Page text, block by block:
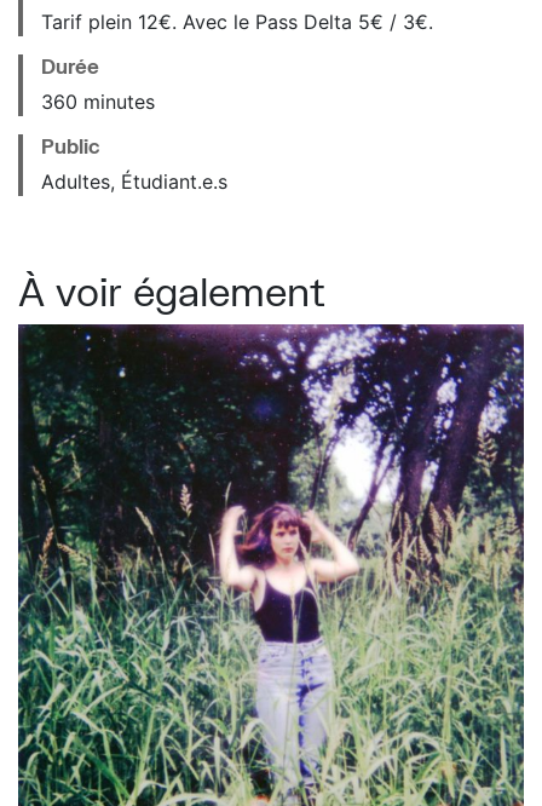
Tarif plein 12€. Avec le Pass Delta 5€ / 3€.
Durée
360 minutes
Public
Adultes, Étudiant.e.s
À voir également